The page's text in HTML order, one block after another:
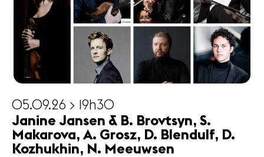
05.09.26 > 19h30
Janine Jansen & B. Brovtsyn, S.
Makarova, A. Grosz, D. Blendulf, D.
Kozhukhin, N. Meeuwsen